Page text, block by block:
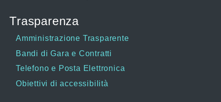
Trasparenza
Amministrazione Trasparente
Bandi di Gara e Contratti
Telefono e Posta Elettronica
Obiettivi di accessibilità